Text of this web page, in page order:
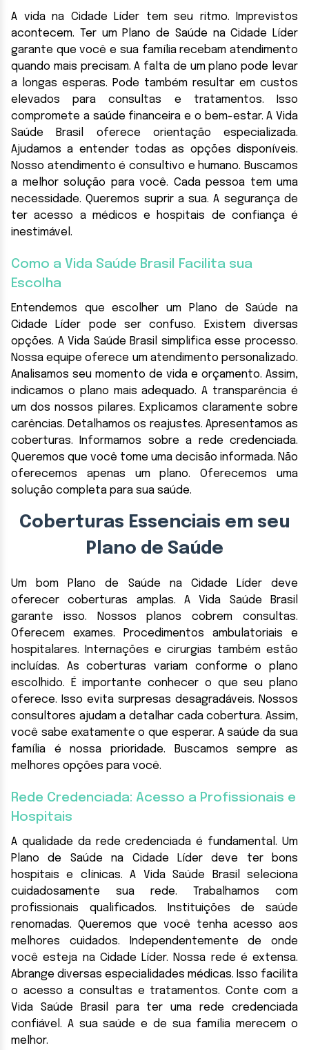
A vida na Cidade Líder tem seu ritmo. Imprevistos
acontecem. Ter um Plano de Saúde na Cidade Líder
garante que você e sua família recebam atendimento
quando mais precisam. A falta de um plano pode levar
a longas esperas. Pode também resultar em custos
elevados para consultas e tratamentos. Isso
compromete a saúde financeira e o bem-estar. A Vida
Saúde Brasil oferece orientação especializada.
Ajudamos a entender todas as opções disponíveis.
Nosso atendimento é consultivo e humano. Buscamos
a melhor solução para você. Cada pessoa tem uma
necessidade. Queremos suprir a sua. A segurança de
ter acesso a médicos e hospitais de confiança é
inestimável.
Como a Vida Saúde Brasil Facilita sua
Escolha
Entendemos que escolher um Plano de Saúde na
Cidade Líder pode ser confuso. Existem diversas
opções. A Vida Saúde Brasil simplifica esse processo.
Nossa equipe oferece um atendimento personalizado.
Analisamos seu momento de vida e orçamento. Assim,
indicamos o plano mais adequado. A transparência é
um dos nossos pilares. Explicamos claramente sobre
carências. Detalhamos os reajustes. Apresentamos as
coberturas. Informamos sobre a rede credenciada.
Queremos que você tome uma decisão informada. Não
oferecemos apenas um plano. Oferecemos uma
solução completa para sua saúde.
Coberturas Essenciais em seu
Plano de Saúde
Um bom Plano de Saúde na Cidade Líder deve
oferecer coberturas amplas. A Vida Saúde Brasil
garante isso. Nossos planos cobrem consultas.
Oferecem exames. Procedimentos ambulatoriais e
hospitalares. Internações e cirurgias também estão
incluídas. As coberturas variam conforme o plano
escolhido. É importante conhecer o que seu plano
oferece. Isso evita surpresas desagradáveis. Nossos
consultores ajudam a detalhar cada cobertura. Assim,
você sabe exatamente o que esperar. A saúde da sua
família é nossa prioridade. Buscamos sempre as
melhores opções para você.
Rede Credenciada: Acesso a Profissionais e
Hospitais
A qualidade da rede credenciada é fundamental. Um
Plano de Saúde na Cidade Líder deve ter bons
hospitais e clínicas. A Vida Saúde Brasil seleciona
cuidadosamente sua rede. Trabalhamos com
profissionais qualificados. Instituições de saúde
renomadas. Queremos que você tenha acesso aos
melhores cuidados. Independentemente de onde
você esteja na Cidade Líder. Nossa rede é extensa.
Abrange diversas especialidades médicas. Isso facilita
o acesso a consultas e tratamentos. Conte com a
Vida Saúde Brasil para ter uma rede credenciada
confiável. A sua saúde e de sua família merecem o
melhor.